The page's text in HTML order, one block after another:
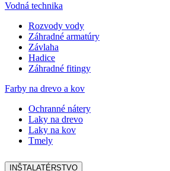
Vodná technika
Rozvody vody
Záhradné armatúry
Závlaha
Hadice
Záhradné fitingy
Farby na drevo a kov
Ochranné nátery
Laky na drevo
Laky na kov
Tmely
INŠTALATÉRSTVO